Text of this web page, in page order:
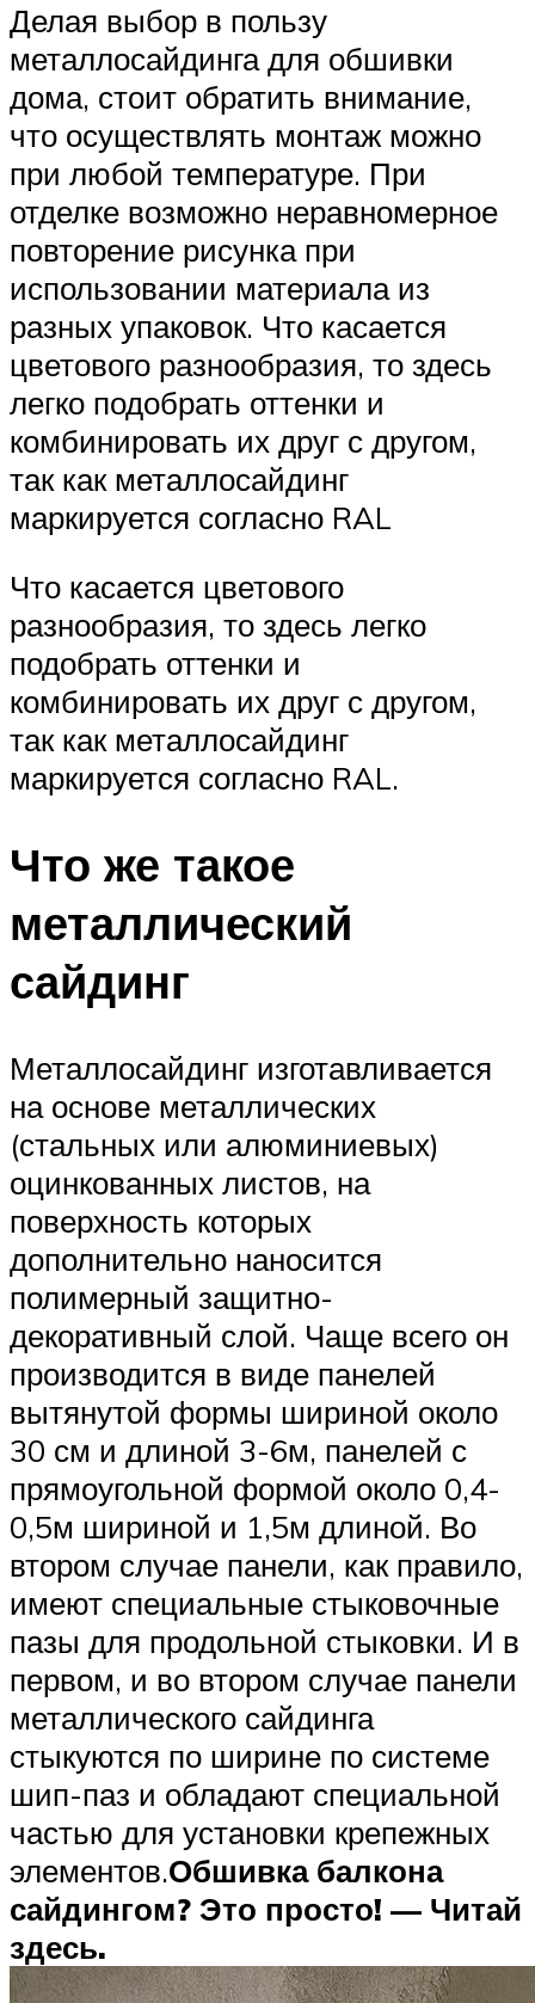
Делая выбор в пользу
металлосайдинга для обшивки
дома, стоит обратить внимание,
что осуществлять монтаж можно
при любой температуре. При
отделке возможно неравномерное
повторение рисунка при
использовании материала из
разных упаковок. Что касается
цветового разнообразия, то здесь
легко подобрать оттенки и
комбинировать их друг с другом,
так как металлосайдинг
маркируется согласно RAL
Что касается цветового
разнообразия, то здесь легко
подобрать оттенки и
комбинировать их друг с другом,
так как металлосайдинг
маркируется согласно RAL.
Что же такое
металлический
сайдинг
Металлосайдинг изготавливается
на основе металлических
(стальных или алюминиевых)
оцинкованных листов, на
поверхность которых
дополнительно наносится
полимерный защитно-
декоративный слой. Чаще всего он
производится в виде панелей
вытянутой формы шириной около
30 см и длиной 3-6м, панелей с
прямоугольной формой около 0,4-
0,5м шириной и 1,5м длиной. Во
втором случае панели, как правило,
имеют специальные стыковочные
пазы для продольной стыковки. И в
первом, и во втором случае панели
металлического сайдинга
стыкуются по ширине по системе
шип-паз и обладают специальной
частью для установки крепежных
элементов.Обшивка балкона
сайдингом? Это просто! — Читай
здесь.